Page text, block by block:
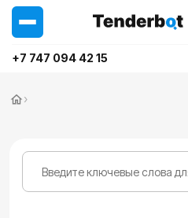
+7 747 094 42 15
›